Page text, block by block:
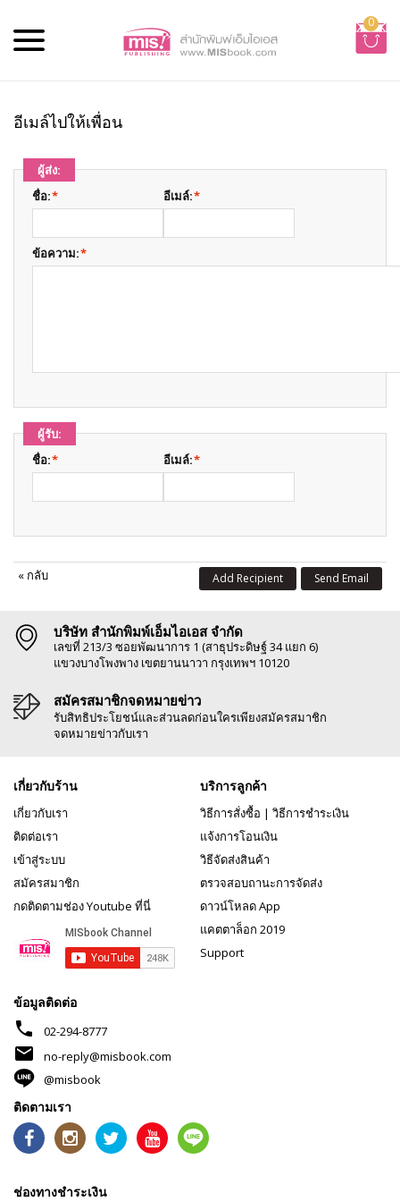
0
อีเมล์ไปให้เพื่อน
ผู้ส่ง:
*
ชื่อ: *
อีเมล์:
*
ข้อความ:
ผู้รับ:
*
ชื่อ: *
อีเมล์:
« กลับ Send Email
Add Recipient
บริษัท สำนักพิมพ์เอ็มไอเอส จำกัด
เลขที่ 213/3 ซอยพัฒนาการ 1 (สาธุประดิษฐ์ 34 แยก 6)
แขวงบางโพงพาง เขตยานนาวา กรุงเทพฯ 10120
สมัครสมาชิกจดหมายข่าว
รับสิทธิประโยชน์และส่วนลดก่อนใครเพียงสมัครสมาชิก
จดหมายข่าวกับเรา
เกี่ยวกับร้าน
เกี่ยวกับเรา
ติดต่อเรา
เข้าสู่ระบบ
สมัครสมาชิก
กดติดตามช่อง Youtube ที่นี่
บริการลูกค้า
วิธีการสั่งซื้อ | วิธีการชำระเงิน
แจ้งการโอนเงิน
วิธีจัดส่งสินค้า
ตรวจสอบถานะการจัดส่ง
ดาวน์โหลด App
แคตตาล็อก 2019
Support
ข้อมูลติดต่อ
phone 02-294-8777
mail
no-reply@misbook.com
@misbook
ติดตามเรา
ช่องทางชำระเงิน